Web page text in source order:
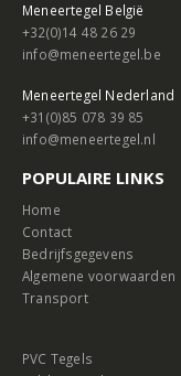
Meneertegel België
+32(0)14 48 26 29
info@meneertegel.be
Meneertegel Nederland
+31(0)85 078 39 85
info@meneertegel.nl
POPULAIRE LINKS
Home
Contact
Bedrijfsgegevens
Algemene voorwaarden
Transport
PVC Tegels